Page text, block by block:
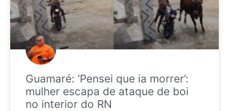
Guamaré: ‘Pensei que ia morrer’:
mulher escapa de ataque de boi
no interior do RN